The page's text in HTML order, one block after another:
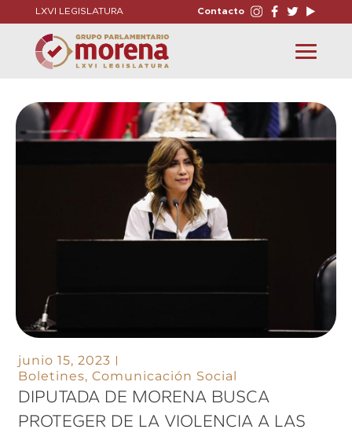
LXVI LEGISLATURA Contacto
Toggle
navigation
junio 15, 2023
Boletines,Comunicación Social
DIPUTADA DE MORENA BUSCA
PROTEGER DE LA VIOLENCIA A LAS